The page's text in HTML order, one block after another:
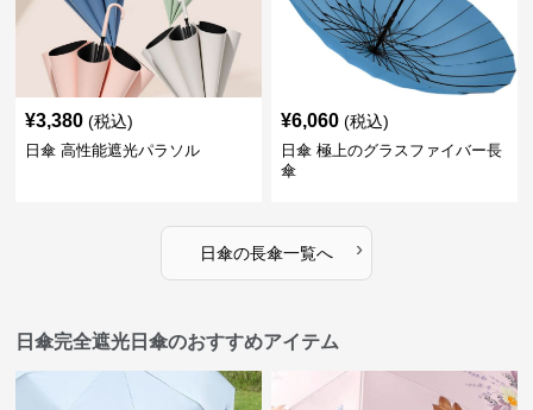
¥3,380 (税込)
日傘 高性能遮光パラソル
¥6,060 (税込)
日傘 極上のグラスファイバー長
傘
日傘の長傘一覧へ ›
日傘完全遮光日傘のおすすめアイテム